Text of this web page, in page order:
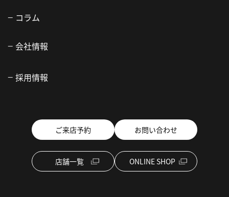
コラム
会社情報
採用情報
ご来店予約 お問い合わせ
店舗一覧 ONLINE SHOP